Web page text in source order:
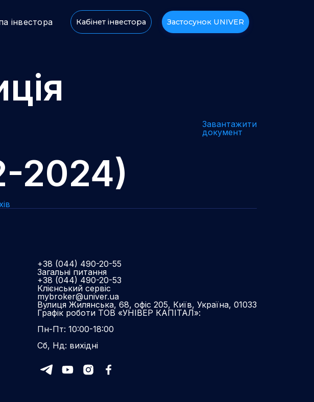
інвестора Кабінет інвестора Застосунок UNIVER
2024)
Завантажити
документ
+38 (044) 490-20-55
Загальні питання
+38 (044) 490-20-53
Клієнський сервіс
mybroker@univer.ua
Вулиця Жилянська, 68, офіс 205, Київ, Україна, 01033
Графік роботи ТОВ «УНІВЕР КАПІТАЛ»:
Пн-Пт: 10:00-18:00
Сб, Нд: вихідні